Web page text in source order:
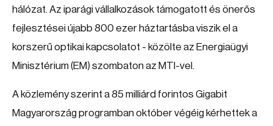
hálózat. Az iparági vállalkozások támogatott és önerős
fejlesztései újabb 800 ezer háztartásba viszik el a
korszerű optikai kapcsolatot - közölte az Energiaügyi
Minisztérium (EM) szombaton az MTI-vel.
A közlemény szerint a 85 milliárd forintos Gigabit
Magyarország programban október végéig kérhettek a